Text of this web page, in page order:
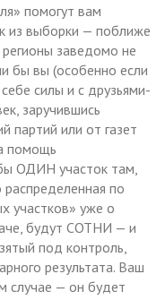
помогут вам
из выборки — поближе
регионы заведомо не
бы вы (особенно если
силы и с друзьями-
заручившись
партий или от газет
помощь
ОДИН участок там,
распределенная по
участков» уже о
будут СОТНИ — и
под контроль,
результата. Ваш
случае — он будет